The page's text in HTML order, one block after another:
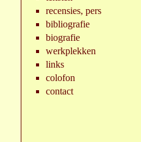
recensies, pers
bibliografie
biografie
werkplekken
links
colofon
contact